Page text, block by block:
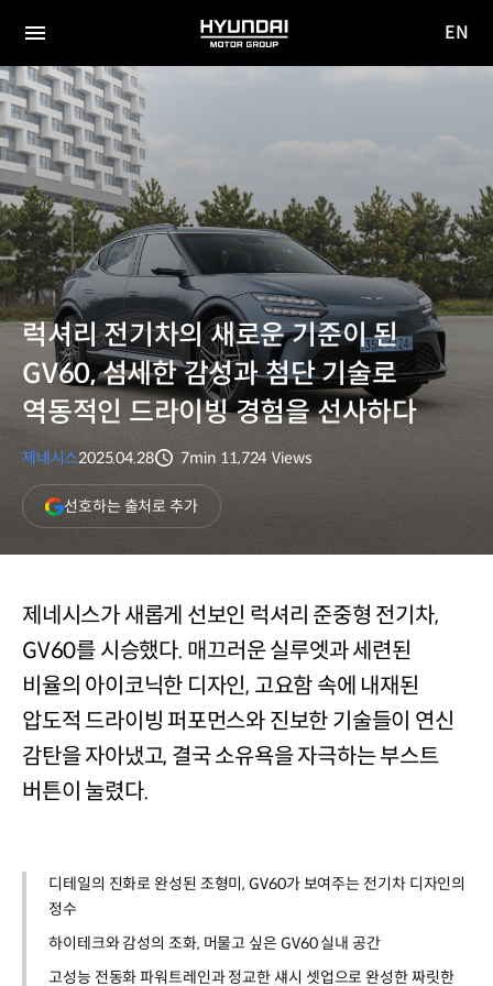
전체
메뉴
HYUNDAI
MOTOR
사이
EN
럭셔리 전기차의 새로운 기준이 된
GV60, 섬세한 감성과 첨단 기술로
역동적인 드라이빙 경험을 선사하다
제네시스2025.04.28
7min 11,724 Views
선호하는 출처로 추가(새
창
열림)
제네시스가 새롭게 선보인 럭셔리 준중형 전기차,
GV60를 시승했다. 매끄러운 실루엣과 세련된
비율의 아이코닉한 디자인, 고요함 속에 내재된
압도적 드라이빙 퍼포먼스와 진보한 기술들이 연신
감탄을 자아냈고, 결국 소유욕을 자극하는 부스트
버튼이 눌렸다.
디테일의 진화로 완성된 조형미, GV60가 보여주는 전기차 디자인의
정수
하이테크와 감성의 조화, 머물고 싶은 GV60 실내 공간
고성능 전동화 파워트레인과 정교한 섀시 셋업으로 완성한 짜릿한